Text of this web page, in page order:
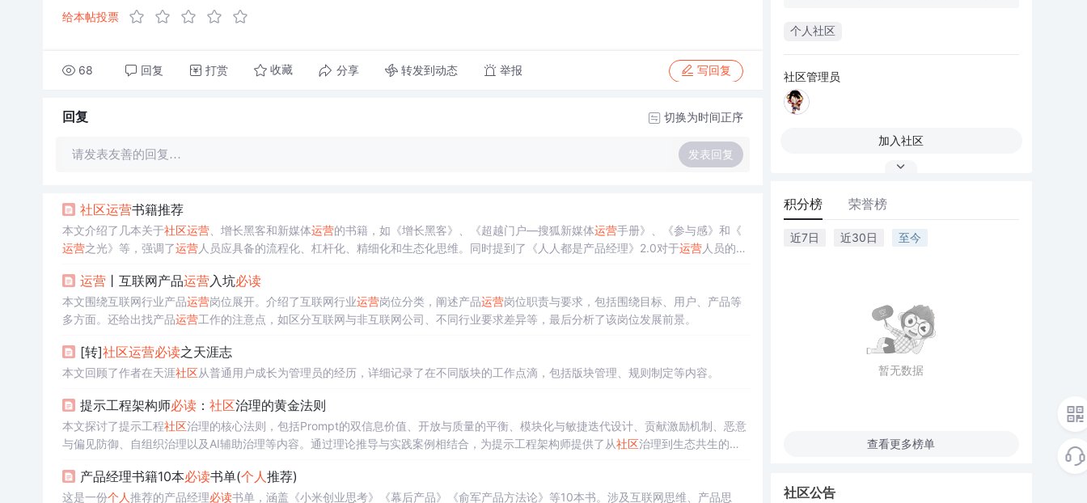
给本帖投票
68 回复 打赏 收藏 分享 转发到动态 举报 写回复
回复 切换为时间正序
请发表友善的回复… 发表回复
社区运营书籍推荐
本文介绍了几本关于社区运营、增长黑客和新媒体运营的书籍，如《增长黑客》、《超越门户—搜狐新媒体运营手册》、《参与感》和《
运营之光》等，强调了运营人员应具备的流程化、杠杆化、精细化和生态化思维。同时提到了《人人都是产品经理》2.0对于运营人员的价
运营丨互联网产品运营入坑必读
本文围绕互联网行业产品运营岗位展开。介绍了互联网行业运营岗位分类，阐述产品运营岗位职责与要求，包括围绕目标、用户、产品等
多方面。还给出找产品运营工作的注意点，如区分互联网与非互联网公司、不同行业要求差异等，最后分析了该岗位发展前景。
[转]社区运营必读之天涯志
本文回顾了作者在天涯社区从普通用户成长为管理员的经历，详细记录了在不同版块的工作点滴，包括版块管理、规则制定等内容。
提示工程架构师必读： 社区治理的黄金法则
本文探讨了提示工程社区治理的核心法则，包括Prompt的双信息价值、开放与质量的平衡、模块化与敏捷迭代设计、贡献激励机制、恶意
与偏见防御、自组织治理以及AI辅助治理等内容。通过理论推导与实践案例相结合，为提示工程架构师提供了从社区治理到生态共生的完
产品经理书籍10本必读书单(个人推荐)
这是一份个人推荐的产品经理必读书单，涵盖《小米创业思考》《幕后产品》《俞军产品方法论》等10本书。涉及互联网思维、产品思
个人社区
社区管理员
加入社区
积分榜 荣誉榜
近7日 近30日 至今
暂无数据
查看更多榜单
社区公告